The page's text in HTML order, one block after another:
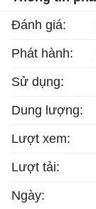
Đánh giá:
Phát hành:
Sử dụng:
Dung lượng:
Lượt xem:
Lượt tải:
Ngày: